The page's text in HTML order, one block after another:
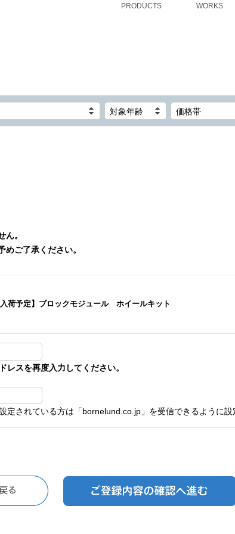
PRODUCTS WORKS
対象年齢 価格帯
ん。
ご了承ください。
入荷予定】ブロックモジュール ホイールキット
レスを再度入力してください。
定されている方は「bornelund.co.jp」を受信できるように設